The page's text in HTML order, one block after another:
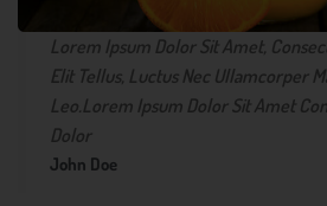
Lorem Ipsum Dolor Sit Amet,
Elit Tellus, Luctus Nec Ullamcorper
Leo.Lorem Ipsum Dolor Sit Amet
Dolor
John Doe